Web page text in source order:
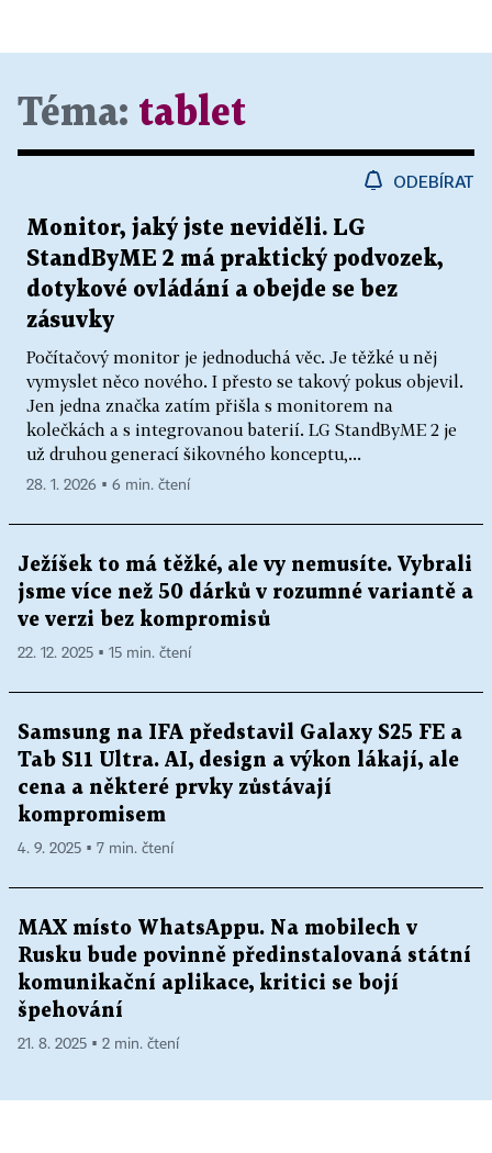
Téma: tablet
ODEBÍRAT
Monitor, jaký jste neviděli. LG
StandByME 2 má praktický podvozek,
dotykové ovládání a obejde se bez
zásuvky
Počítačový monitor je jednoduchá věc. Je těžké u něj
vymyslet něco nového. I přesto se takový pokus objevil.
Jen jedna značka zatím přišla s monitorem na
kolečkách a s integrovanou baterií. LG StandByME 2 je
už druhou generací šikovného konceptu,...
28. 1. 2026 ▪ 6 min. čtení
Ježíšek to má těžké, ale vy nemusíte. Vybrali
jsme více než 50 dárků v rozumné variantě a
ve verzi bez kompromisů
22. 12. 2025 ▪ 15 min. čtení
Samsung na IFA představil Galaxy S25 FE a
Tab S11 Ultra. AI, design a výkon lákají, ale
cena a některé prvky zůstávají
kompromisem
4. 9. 2025 ▪ 7 min. čtení
MAX místo WhatsAppu. Na mobilech v
Rusku bude povinně předinstalovaná státní
komunikační aplikace, kritici se bojí
špehování
21. 8. 2025 ▪ 2 min. čtení